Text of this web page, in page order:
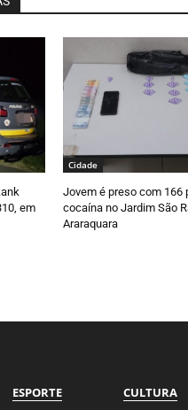
em
Cidade
Jovem é preso com 166
cocaína no Jardim São
Araraquara
ESPORTE CULTURA